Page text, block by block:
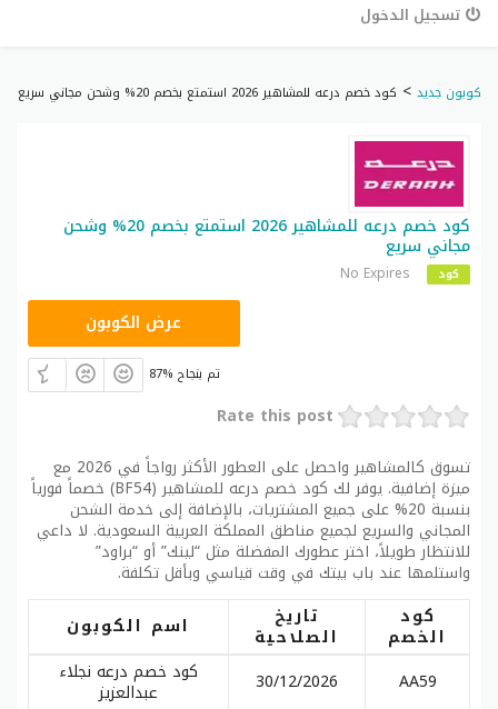
تسجيل الدخول
كوبون جديد > كود خصم درعه للمشاهير 2026 استمتع بخصم 20% وشحن مجاني سريع
كود خصم درعه للمشاهير 2026 استمتع بخصم 20% وشحن
مجاني سريع
كود No Expires
عرض الكوبون
87% تم بنجاح
Rate this post
تسوق كالمشاهير واحصل على العطور الأكثر رواجاً في 2026 مع
ميزة إضافية. يوفر لك كود خصم درعه للمشاهير (BF54) خصماً فورياً
بنسبة 20% على جميع المشتريات، بالإضافة إلى خدمة الشحن
المجاني والسريع لجميع مناطق المملكة العربية السعودية. لا داعي
للانتظار طويلاً، اختر عطورك المفضلة مثل “لينك” أو “براود”
واستلمها عند باب بيتك في وقت قياسي وبأقل تكلفة.
كود
الخصم
تاريخ
الصلاحية
اسم الكوبون
AA59
30/12/2026 كود خصم درعه نجلاء
عبدالعزيز